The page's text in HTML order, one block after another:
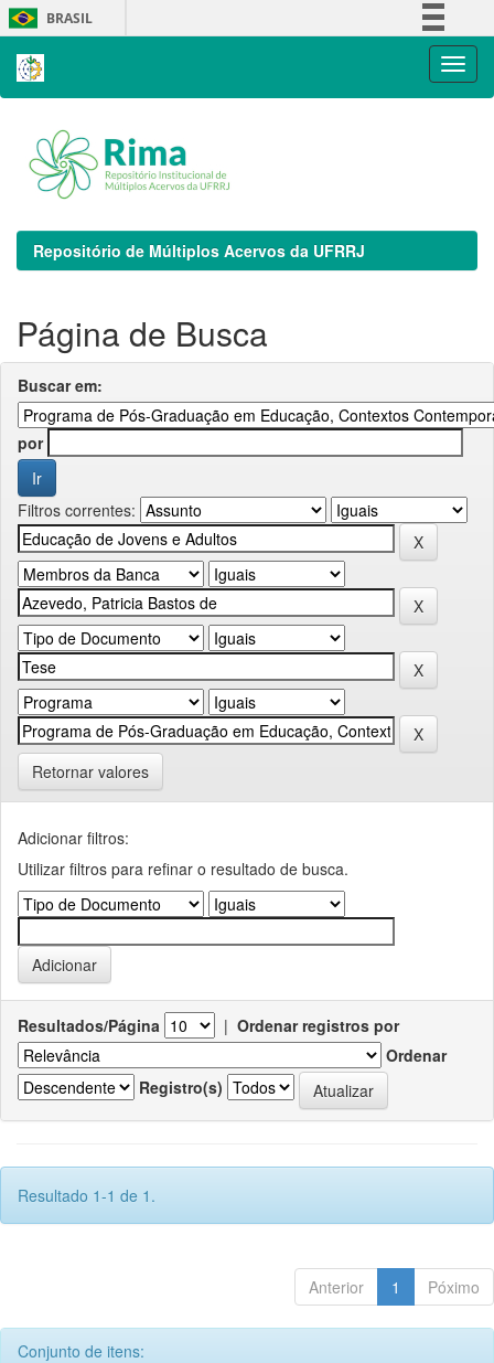
Skip
navigation
BRASIL
Repositório de Múltiplos Acervos da UFRRJ
Página de Busca
Buscar em:
por
Filtros correntes:
Retornar valores
Adicionar filtros:
Utilizar filtros para refinar o resultado de busca.
Resultados/Página | Ordenar registros por
Ordenar
Registro(s)
Resultado 1-1 de 1.
Anterior 1 Póximo
Conjunto de itens: